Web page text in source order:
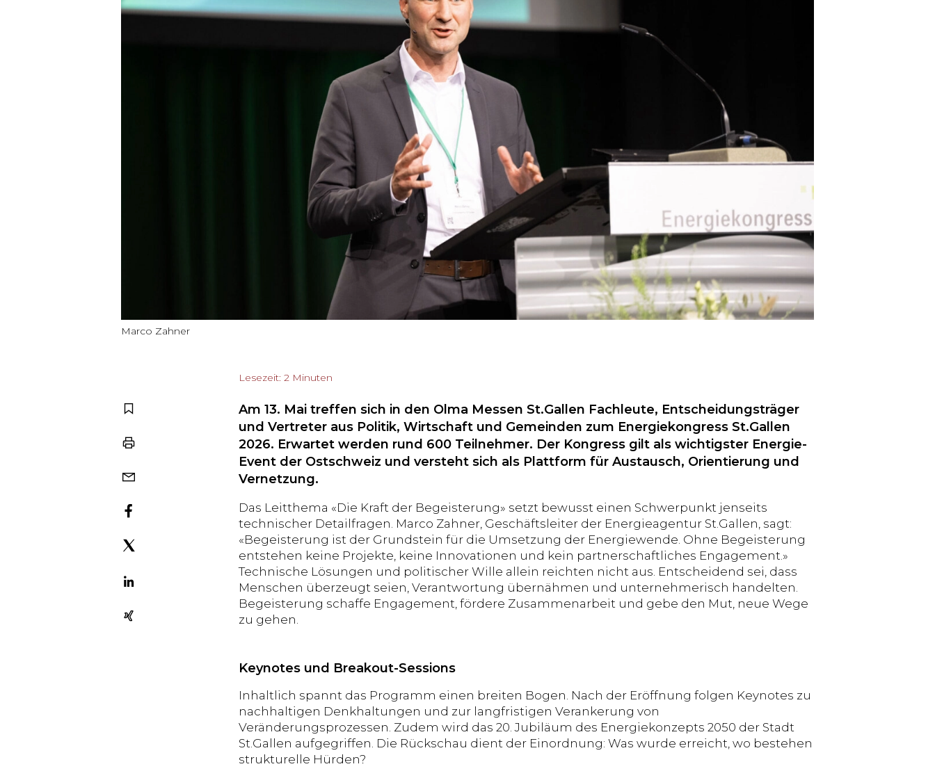
Marco Zahner
Lesezeit: 2 Minuten
Am 13. Mai treffen sich in den Olma Messen St.Gallen Fachleute, Entscheidungsträger
und Vertreter aus Politik, Wirtschaft und Gemeinden zum Energiekongress St.Gallen
2026. Erwartet werden rund 600 Teilnehmer. Der Kongress gilt als wichtigster Energie-
Event der Ostschweiz und versteht sich als Plattform für Austausch, Orientierung und
Vernetzung.
Das Leitthema «Die Kraft der Begeisterung» setzt bewusst einen Schwerpunkt jenseits
technischer Detailfragen. Marco Zahner, Geschäftsleiter der Energieagentur St.Gallen, sagt:
«Begeisterung ist der Grundstein für die Umsetzung der Energiewende. Ohne Begeisterung
entstehen keine Projekte, keine Innovationen und kein partnerschaftliches Engagement.»
Technische Lösungen und politischer Wille allein reichten nicht aus. Entscheidend sei, dass
Menschen überzeugt seien, Verantwortung übernähmen und unternehmerisch handelten.
Begeisterung schaffe Engagement, fördere Zusammenarbeit und gebe den Mut, neue Wege
zu gehen.
Keynotes und Breakout-Sessions
Inhaltlich spannt das Programm einen breiten Bogen. Nach der Eröffnung folgen Keynotes zu
nachhaltigen Denkhaltungen und zur langfristigen Verankerung von
Veränderungsprozessen. Zudem wird das 20. Jubiläum des Energiekonzepts 2050 der Stadt
St.Gallen aufgegriffen. Die Rückschau dient der Einordnung: Was wurde erreicht, wo bestehen
strukturelle Hürden?